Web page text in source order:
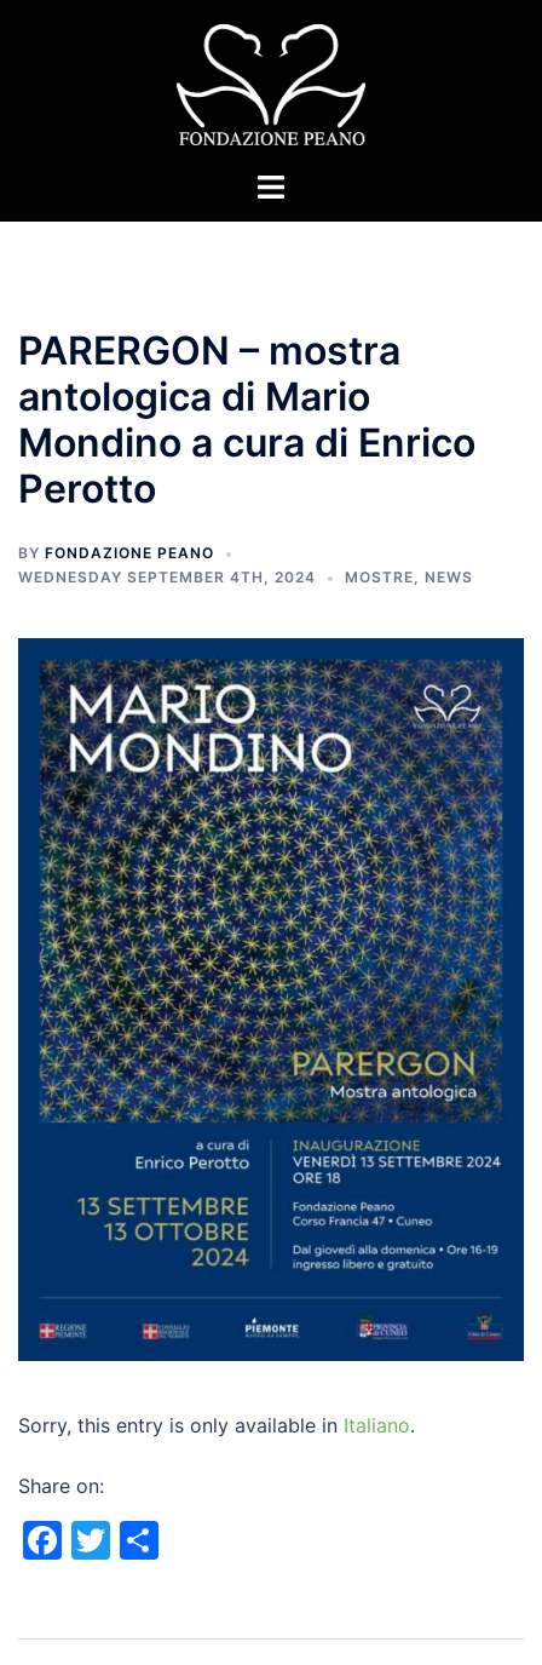
Toggle
PARERGON – mostra
antologica di Mario
Mondino a cura di Enrico
Perotto
BY FONDAZIONE PEANO
WEDNESDAY SEPTEMBER 4TH, 2024
MOSTRE, NEWS
Sorry, this entry is only available in Italiano.
Share on:
Facebook
Twitter